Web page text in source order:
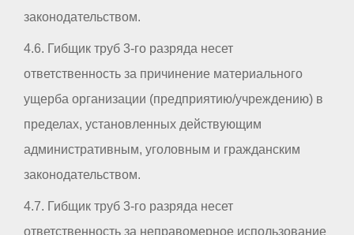
законодательством.
4.6. Гибщик труб 3-го разряда несет
ответственность за причинение материального
ущерба организации (предприятию/учреждению) в
пределах, установленных действующим
административным, уголовным и гражданским
законодательством.
4.7. Гибщик труб 3-го разряда несет
ответственность за неправомерное использование